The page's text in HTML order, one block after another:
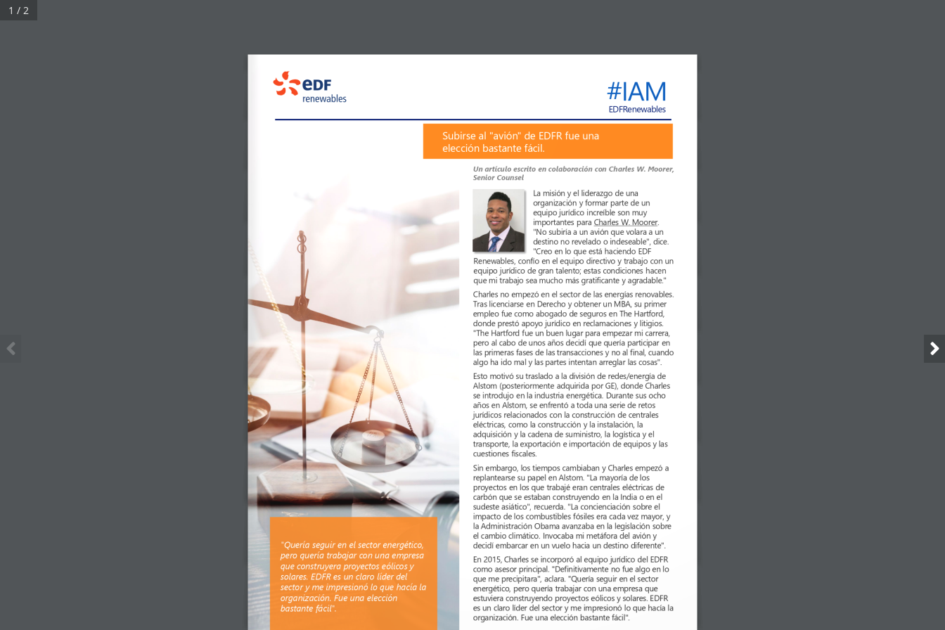
Un artículo escrito en colaboración con Charles W. Moorer,
Senior Counsel
La misión y el liderazgo de una
organización y formar parte de un
equipo jurídico increíble son muy
importantes para Charles W. Moorer.
"No subiría a un avión que volara a un
destino no revelado o indeseable", dice.
"Creo en lo que está haciendo EDF
Renewables, confío en el equipo directivo y trabajo con un
equipo jurídico de gran talento; estas condiciones hacen
que mi trabajo sea mucho más gratificante y agradable."
Charles no empezó en el sector de las energías renovables.
Tras licenciarse en Derecho y obtener un MBA , su primer
empleo fue como abogado de seguros en The Hartford,
donde prestó apoyo jurídico en reclamaciones y litigios.
"The Hartford fue un buen lugar para empezar mi carrera,
pero al cabo de unos años decidí que quería participar en
las primeras fases de las transacciones y no al final, cuando
algo ha ido mal y las partes intentan arreglar las cosas".
Esto motivó su traslado a la división de redes/energía de
Alstom (posteriormente adquirida por GE), donde Charles
se introdujo en la industria energética. Durante sus ocho
años en Alstom, se enfrentó a toda una serie de retos
jurídicos relacionados con la construcción de centrales
eléctricas, como la construcción y la instalación, la
adquisición y la cadena de suministro, la logística y el
transporte, la exportación e importación de equipos y las
cuestiones fiscales.
Sin embargo, los tiempos cambiaban y Charles empezó a
replantearse su papel en Alstom. "La mayoría de los
proyectos en los que trabajé eran centrales eléctricas de
carbón que se estaban construyendo en la India o en el
sudeste asiático", recuerda. "La concienciación sobre el
impacto de los combustibles fósiles era cada vez mayor, y
la Administración Obama avanzaba en la legislación sobre
el cambio climático. Invocaba mi metáfora del avión y
decidí embarcar en un vuelo hacia un destino diferente".
En 2015, Charles se incorporó al equipo jurídico del EDFR
como asesor principal. "Definitivamente no fue algo en lo
que me precipitara", aclara. "Quería seguir en el sector
energético, pero quería trabajar con una empresa que
estuviera construyendo proyectos eólicos y solares. EDFR
es un claro líder del sector y me impresionó lo que hacía la
organización. Fue una elección bastante fácil".
#IAM
EDFRenewables
"Quería seguir en el sector energético,
pero quería trabajar con una empresa
que construyera proyectos eólicos y
solares. EDFR es un claro líder del
sector y me impresionó lo que hacía la
organización. Fue una elección
bastante fácil".
Subirse al "avión" de EDFR fue una
elección bastante fácil.
1 / 2